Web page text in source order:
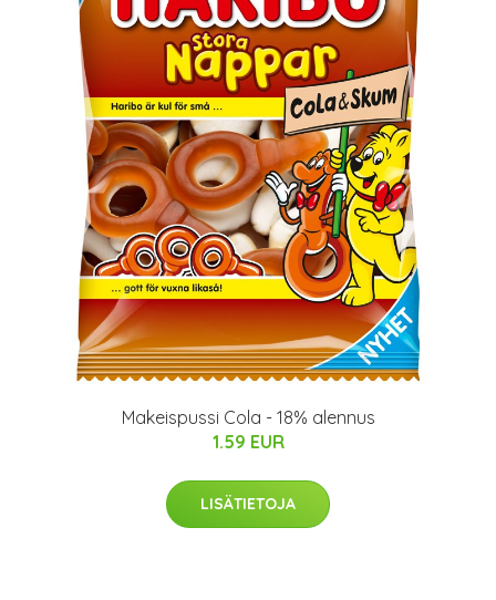
Makeispussi Cola - 18% alennus
1.59 EUR
LISÄTIETOJA